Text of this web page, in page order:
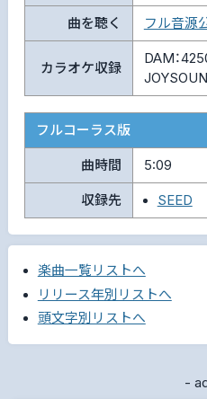
曲を聴く フル音源
カラオケ収録
DAM：
フルコーラス版
曲時間 5:09
収録先 SEED
楽曲一覧リストへ
リリース年別リストへ
頭文字別リストへ
-